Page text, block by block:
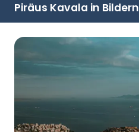
Piräus Kavala in Bildern